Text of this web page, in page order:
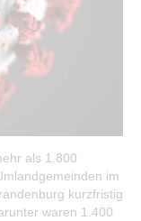
als 1.800
im
kurzfristig
waren 1.400